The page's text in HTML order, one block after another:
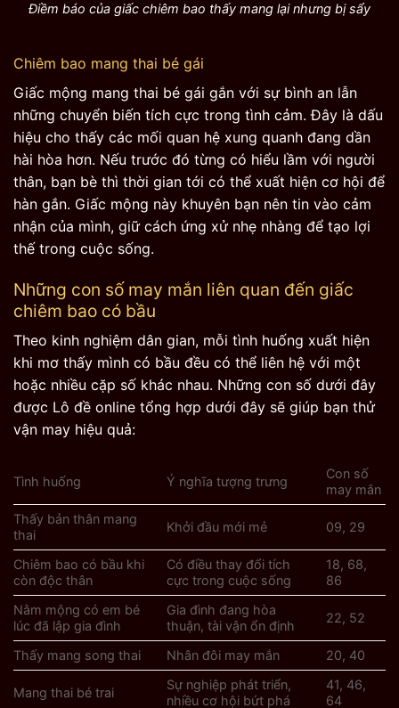
Điềm báo của giấc chiêm bao thấy mang lại nhưng bị sẩy
Chiêm bao mang thai bé gái
Giấc mộng mang thai bé gái gắn với sự bình an lẫn
những chuyển biến tích cực trong tình cảm. Đây là dấu
hiệu cho thấy các mối quan hệ xung quanh đang dần
hài hòa hơn. Nếu trước đó từng có hiểu lầm với người
thân, bạn bè thì thời gian tới có thể xuất hiện cơ hội để
hàn gắn. Giấc mộng này khuyên bạn nên tin vào cảm
nhận của mình, giữ cách ứng xử nhẹ nhàng để tạo lợi
thế trong cuộc sống.
Những con số may mắn liên quan đến giấc
chiêm bao có bầu
Theo kinh nghiệm dân gian, mỗi tình huống xuất hiện
khi mơ thấy mình có bầu đều có thể liên hệ với một
hoặc nhiều cặp số khác nhau. Những con số dưới đây
được Lô đề online tổng hợp dưới đây sẽ giúp bạn thử
vận may hiệu quả:
Tình huống Ý nghĩa tượng trưng
Con số
may mắn
Thấy bản thân mang
thai
Khởi đầu mới mẻ 09, 29
Chiêm bao có bầu khi
còn độc thân
Có điều thay đổi tích
cực trong cuộc sống
18, 68,
86
Nằm mộng có em bé
lúc đã lập gia đình
Gia đình đang hòa
thuận, tài vận ổn định
22, 52
Thấy mang song thai Nhân đôi may mắn 20, 40
Mang thai bé trai
Sự nghiệp phát triển,
nhiều cơ hội bứt phá
41, 46,
64